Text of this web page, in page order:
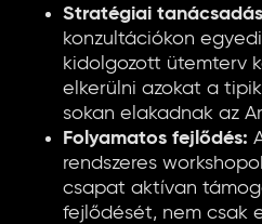
Stratégiai
konzultációkon
kidolgozott ütemterv
elkerülni azokat a
sokan elakadnak az
Folyamatos fejlődés:
rendszeres
csapat aktívan
fejlődését, nem csak